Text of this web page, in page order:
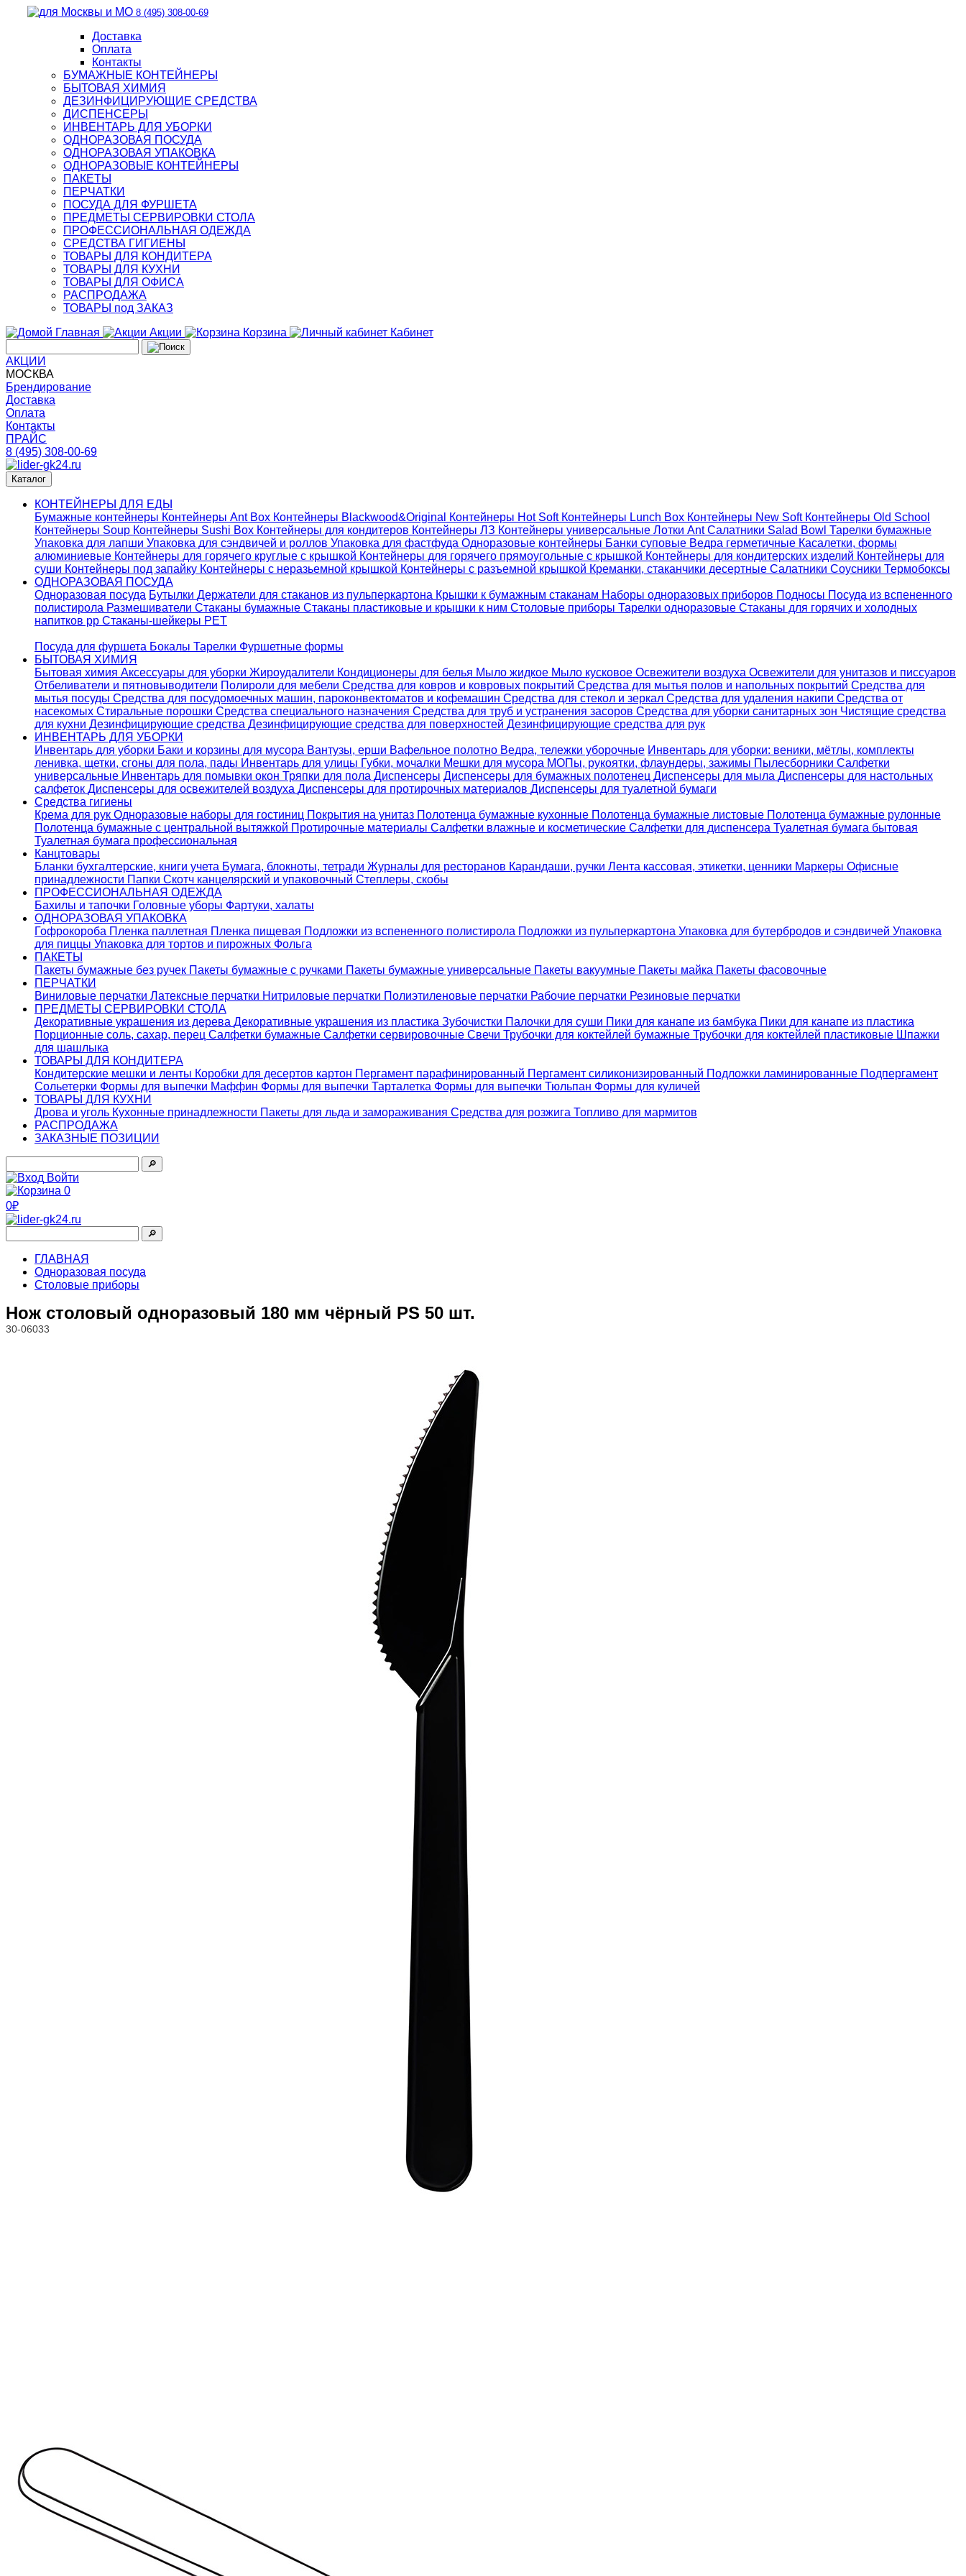
8 (495) 308-00-69
Доставка
Оплата
Контакты
БУМАЖНЫЕ КОНТЕЙНЕРЫ
БЫТОВАЯ ХИМИЯ
ДЕЗИНФИЦИРУЮЩИЕ СРЕДСТВА
ДИСПЕНСЕРЫ
ИНВЕНТАРЬ ДЛЯ УБОРКИ
ОДНОРАЗОВАЯ ПОСУДА
ОДНОРАЗОВАЯ УПАКОВКА
ОДНОРАЗОВЫЕ КОНТЕЙНЕРЫ
ПАКЕТЫ
ПЕРЧАТКИ
ПОСУДА ДЛЯ ФУРШЕТА
ПРЕДМЕТЫ СЕРВИРОВКИ СТОЛА
ПРОФЕССИОНАЛЬНАЯ ОДЕЖДА
СРЕДСТВА ГИГИЕНЫ
ТОВАРЫ ДЛЯ КОНДИТЕРА
ТОВАРЫ ДЛЯ КУХНИ
ТОВАРЫ ДЛЯ ОФИСА
РАСПРОДАЖА
ТОВАРЫ под ЗАКАЗ
Главная
Акции Корзина Кабинет
АКЦИИ
МОСКВА
Брендирование
Доставка
Оплата
Контакты
ПРАЙС
8 (495) 308-00-69
Каталог
КОНТЕЙНЕРЫ ДЛЯ ЕДЫ
Бумажные контейнеры Контейнеры Ant Box Контейнеры Blackwood&Original Контейнеры Hot Soft Контейнеры Lunch Box Контейнеры New Soft Контейнеры Old School
Контейнеры Soup Контейнеры Sushi Box Контейнеры для кондитеров Контейнеры ЛЗ Контейнеры универсальные Лотки AntСалатники Salad Bowl Тарелки бумажные
Упаковка для лапши Упаковка для сэндвичей и роллов Упаковка для фастфуда Одноразовые контейнеры Банки суповые Ведра герметичные Касалетки, формы
алюминиевые Контейнеры для горячего круглые с крышкой Контейнеры для горячего прямоугольные с крышкой Контейнеры для кондитерских изделий Контейнеры для
суши Контейнеры под запайку Контейнеры с неразьемной крышкой Контейнеры с разъемной крышкой Креманки, стаканчики десертные Салатники Соусники Термобоксы
ОДНОРАЗОВАЯ ПОСУДА
Одноразовая посуда Бутылки Держатели для стаканов из пульперкартона Крышки к бумажным стаканам Наборы одноразовых приборов Подносы Посуда из вспененного
полистирола Размешиватели Стаканы бумажные Стаканы пластиковые и крышки к ним Столовые приборы Тарелки одноразовые Стаканы для горячих и холодных
напитков pp Стаканы-шейкеры PET
Посуда для фуршета Бокалы Тарелки Фуршетные формы
БЫТОВАЯ ХИМИЯ
Бытовая химия Аксессуары для уборки Жироудалители Кондиционеры для белья Мыло жидкое Мыло кусковое Освежители воздуха Освежители для унитазов и писсуаров
Отбеливатели и пятновыводители Полироли для мебели Средства для ковров и ковровых покрытий Средства для мытья полов и напольных покрытий Средства для
мытья посуды Средства для посудомоечных машин, пароконвектоматов и кофемашин Средства для стекол и зеркал Средства для удаления накипи Средства от
насекомых Стиральные порошки Cредства специального назначения Средства для труб и устранения засоров Средства для уборки санитарных зон Чистящие средства
для кухни Дезинфицирующие средства Дезинфицирующие средства для поверхностей Дезинфицирующие средства для рук
ИНВЕНТАРЬ ДЛЯ УБОРКИ
Инвентарь для уборки Баки и корзины для мусора Вантузы, ерши Вафельное полотно Ведра, тележки уборочные Инвентарь для уборки: веники, мётлы, комплекты
ленивка, щетки, сгоны для пола, пады Инвентарь для улицы Губки, мочалки Мешки для мусора МОПы, рукоятки, флаундеры, зажимы Пылесборники Салфетки
универсальные Инвентарь для помывки окон Тряпки для пола Диспенсеры Диспенсеры для бумажных полотенец Диспенсеры для мыла Диспенсеры для настольных
салфеток Диспенсеры для освежителей воздуха Диспенсеры для протирочных материалов Диспенсеры для туалетной бумаги
Средства гигиены
Крема для рук Одноразовые наборы для гостиниц Покрытия на унитаз Полотенца бумажные кухонные Полотенца бумажные листовые Полотенца бумажные рулонные
Полотенца бумажные с центральной вытяжкой Протирочные материалы Салфетки влажные и косметические Салфетки для диспенсера Туалетная бумага бытовая
Туалетная бумага профессиональная
Канцтовары
Бланки бухгалтерские, книги учета Бумага, блокноты, тетради Журналы для ресторанов Карандаши, ручки Лента кассовая, этикетки, ценники Маркеры Офисные
принадлежности Папки Скотч канцелярский и упаковочный Степлеры, скобы
ПРОФЕССИОНАЛЬНАЯ ОДЕЖДА
Бахилы и тапочки Головные уборы Фартуки, халаты
ОДНОРАЗОВАЯ УПАКОВКА
Гофрокороба Пленка паллетная Пленка пищевая Подложки из вспененного полистирола Подложки из пульперкартона Упаковка для бутербродов и сэндвичей Упаковка
для пиццы Упаковка для тортов и пирожных Фольга
ПАКЕТЫ
Пакеты бумажные без ручек Пакеты бумажные с ручками Пакеты бумажные универсальные Пакеты вакуумные Пакеты майка Пакеты фасовочные
ПЕРЧАТКИ
Виниловые перчатки Латексные перчатки Нитриловые перчатки Полиэтиленовые перчатки Рабочие перчатки Резиновые перчатки
ПРЕДМЕТЫ СЕРВИРОВКИ СТОЛА
Декоративные украшения из дерева Декоративные украшения из пластика Зубочистки Палочки для суши Пики для канапе из бамбука Пики для канапе из пластика
Порционные соль, сахар, перец Салфетки бумажные Салфетки сервировочные Свечи Трубочки для коктейлей бумажные Трубочки для коктейлей пластиковые Шпажки
для шашлыка
ТОВАРЫ ДЛЯ КОНДИТЕРА
Кондитерские мешки и ленты Коробки для десертов картон Пергамент парафинированный Пергамент силиконизированный Подложки ламинированные Подпергамент
Сольетерки Формы для выпечки Маффин Формы для выпечки Тарталетка Формы для выпечки Тюльпан Формы для куличей
ТОВАРЫ ДЛЯ КУХНИ
Дрова и уголь Кухонные принадлежности Пакеты для льда и замораживания Средства для розжига Топливо для мармитов
РАСПРОДАЖА
ЗАКАЗНЫЕ ПОЗИЦИИ
🔎︎
Войти
0
0₽
🔎︎
ГЛАВНАЯ
Одноразовая посуда
Столовые приборы
Нож столовый одноразовый 180 мм чёрный PS 50 шт.
30-06033